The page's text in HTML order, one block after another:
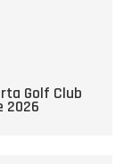
Golf Club
2026